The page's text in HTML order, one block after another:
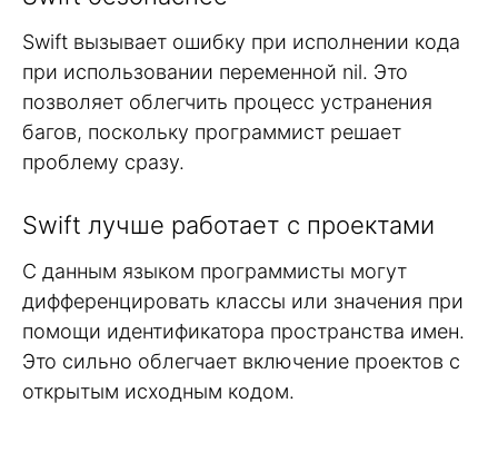
Swift вызывает ошибку при исполнении кода
при использовании переменной nil. Это
позволяет облегчить процесс устранения
багов, поскольку программист решает
проблему сразу.
Swift лучше работает с проектами
С данным языком программисты могут
дифференцировать классы или значения при
помощи идентификатора пространства имен.
Это сильно облегчает включение проектов с
открытым исходным кодом.